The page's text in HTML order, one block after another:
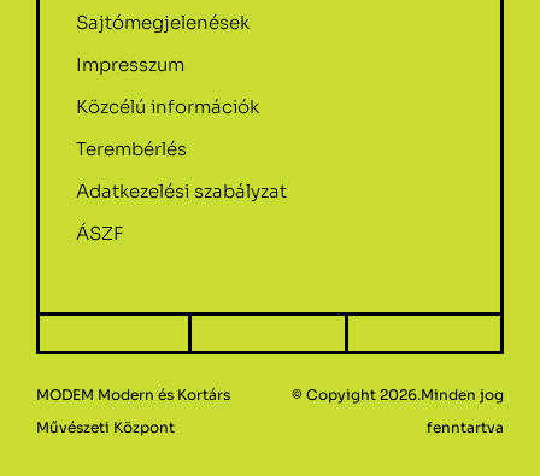
Sajtómegjelenések
Impresszum
Közcélú információk
Terembérlés
Adatkezelési szabályzat
ÁSZF
MODEM Modern és Kortárs
Művészeti Központ
© Copyight 2026.Minden jog
fenntartva